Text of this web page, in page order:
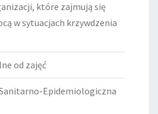
które zajmują się
w sytuacjach krzywdzenia
od zajęć
Epidemiologiczna